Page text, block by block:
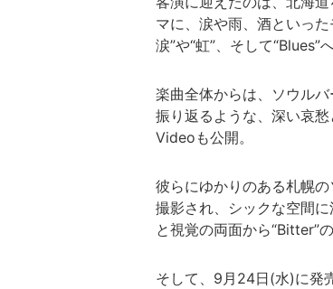
マに、涙や雨、酒といっ
涙”や“虹”、そして“Blues”
楽曲全体からは、ソウル
振り返るような、深い哀
Videoも公開。
彼らにゆかりのある札幌
撮影され、シックな空間
と視覚の両面から“Bitter”
そして、9月24日(水)に発